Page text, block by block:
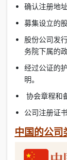
确认注册地
募集设立的
股份公司发
务院下属的
经过公证的
明。
协会章程和
公司注册证
中国的公司